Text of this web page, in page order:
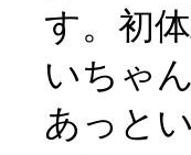
す。初
いちゃ
あっと